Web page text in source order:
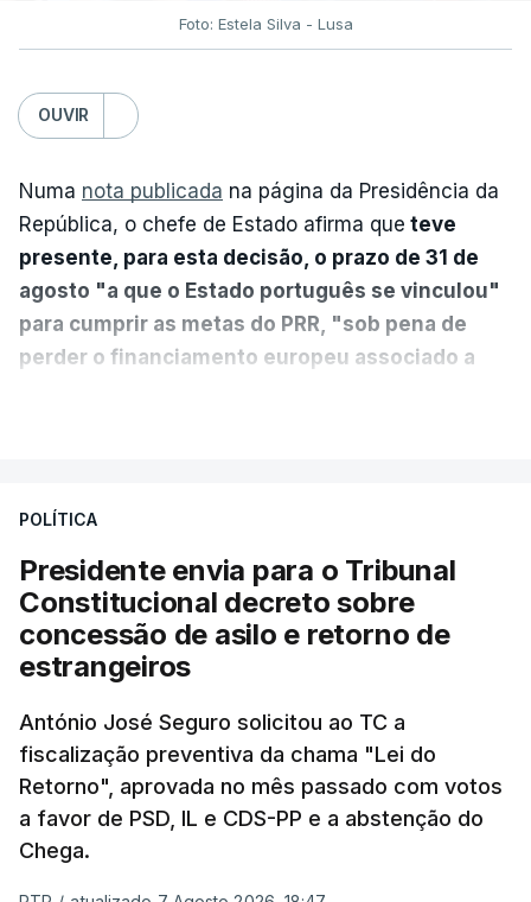
Foto: Estela Silva - Lusa
OUVIR
Numa nota publicada na página da Presidência da
República, o chefe de Estado afirma que teve
presente, para esta decisão, o prazo de 31 de
agosto "a que o Estado português se vinculou"
para cumprir as metas do PRR, "sob pena de
perder o financiamento europeu associado a
sistema mais simples, mais justo e transparente".
"Sempre que seja possível reduzir burocracias,
eliminar sobreposições e garantir que os apoios
chegam a quem mais necessita, estaremos a dar
um passo na direção certa", argumenta o
Presidente da República.
Assegurar que "ninguém é
prejudicado"
POLÍTICA
Presidente envia para o Tribunal
Constitucional decreto sobre
concessão de asilo e retorno de
estrangeiros
António José Seguro solicitou ao TC a
fiscalização preventiva da chama "Lei do
Retorno", aprovada no mês passado com votos
a favor de PSD, IL e CDS-PP e a abstenção do
Chega.